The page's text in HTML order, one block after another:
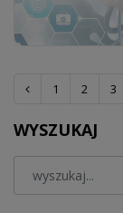
1 2 3
WYSZUKAJ